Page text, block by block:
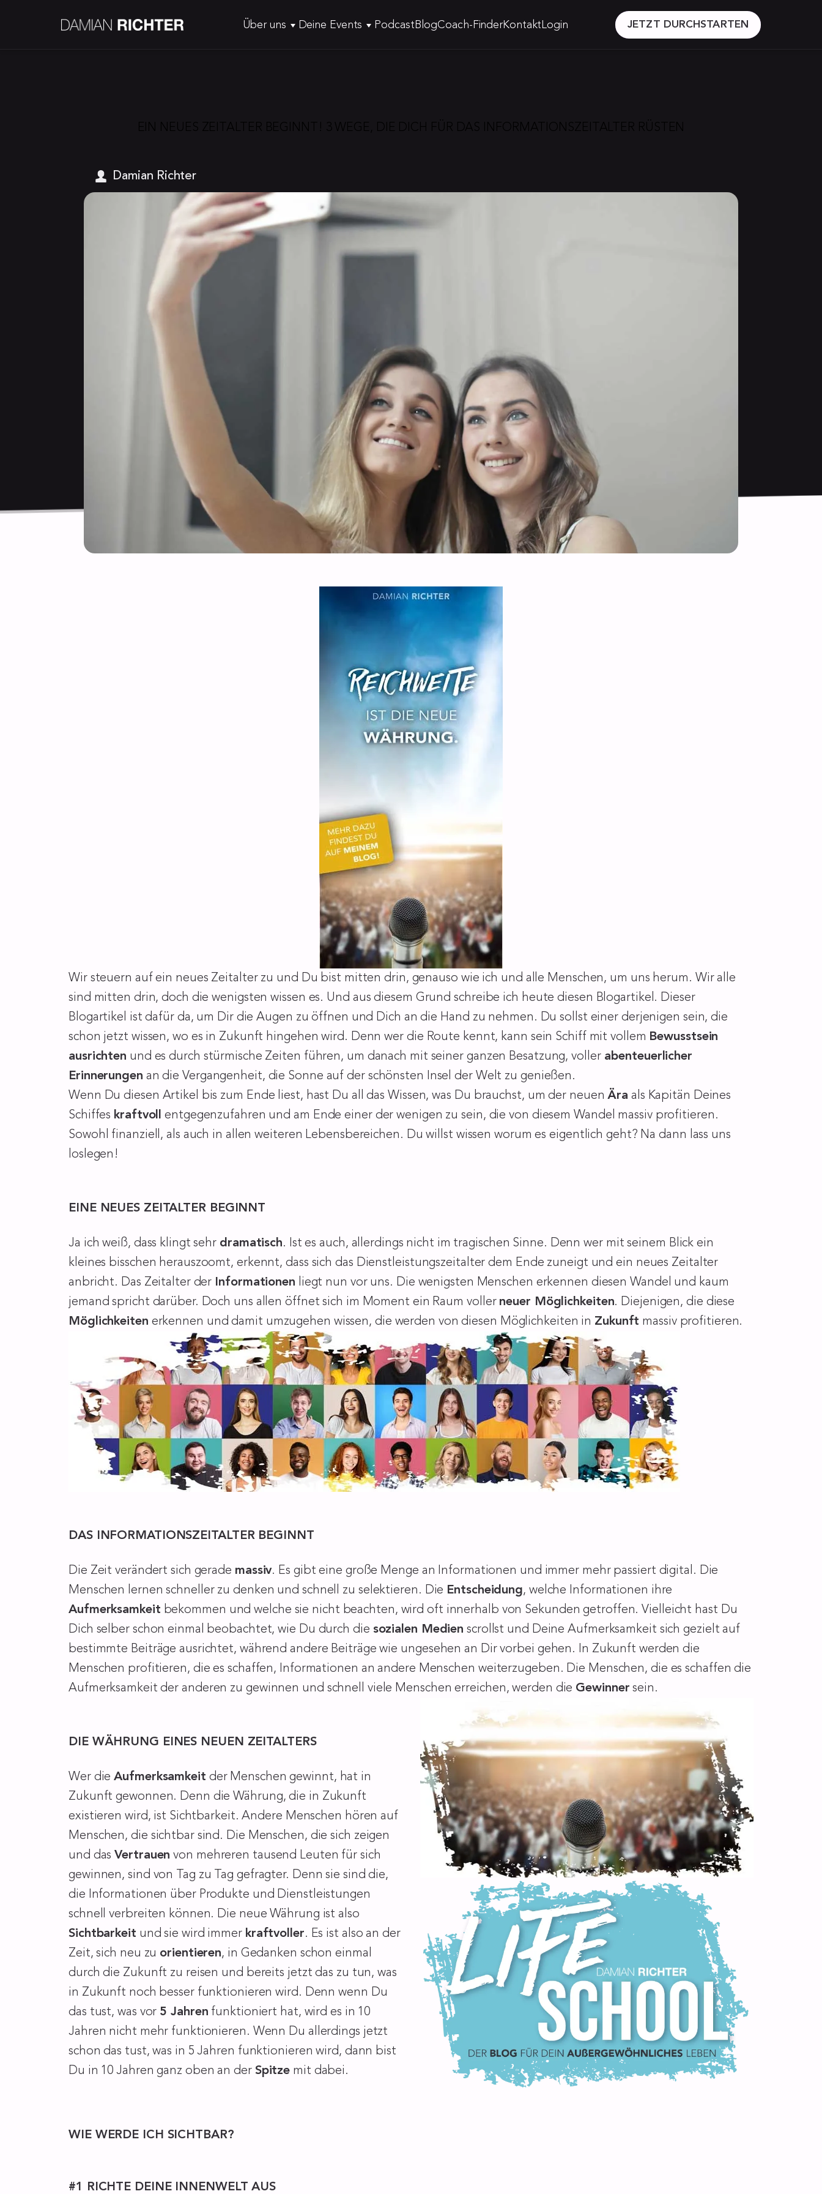
Über uns Deine Events Podcast BlogCoach-FinderKontakt Login JETZT DURCHSTARTEN
Damian Richter
Wir steuern auf ein neues Zeitalter zu und Du bist mitten drin, genauso wie ich und alle Menschen, um uns herum. Wir alle
sind mitten drin, doch die wenigsten wissen es. Und aus diesem Grund schreibe ich heute diesen Blogartikel. Dieser
Blogartikel ist dafür da, um Dir die Augen zu öffnen und Dich an die Hand zu nehmen. Du sollst einer derjenigen sein, die
schon jetzt wissen, wo es in Zukunft hingehen wird. Denn wer die Route kennt, kann sein Schiff mit vollem Bewusstsein
ausrichten und es durch stürmische Zeiten führen, um danach mit seiner ganzen Besatzung, vollerabenteuerlicher
Erinnerungen an die Vergangenheit, die Sonne auf der schönsten Insel der Welt zu genießen.
Wenn Du diesen Artikel bis zum Ende liest, hast Du all das Wissen, was Du brauchst, um der neuenÄra als Kapitän Deines
Schiffes kraftvoll entgegenzufahren und am Ende einer der wenigen zu sein, die von diesem Wandel massiv profitieren.
Sowohl finanziell, als auch in allen weiteren Lebensbereichen. Du willst wissen worum es eigentlich geht? Na dann lass uns
loslegen!
EINE NEUES ZEITALTER BEGINNT
Ja ich weiß, dass klingt sehr dramatisch. Ist es auch, allerdings nicht im tragischen Sinne. Denn wer mit seinem Blick ein
kleines bisschen herauszoomt, erkennt, dass sich das Dienstleistungszeitalter dem Ende zuneigt und ein neues Zeitalter
anbricht. Das Zeitalter der Informationen liegt nun vor uns. Die wenigsten Menschen erkennen diesen Wandel und kaum
jemand spricht darüber. Doch uns allen öffnet sich im Moment ein Raum voller neuer Möglichkeiten. Diejenigen, die diese
Möglichkeiten erkennen und damit umzugehen wissen, die werden von diesen Möglichkeiten in Zukunft massiv profitieren.
DAS INFORMATIONSZEITALTER BEGINNT
Die Zeit verändert sich gerade massiv. Es gibt eine große Menge an Informationen und immer mehr passiert digital. Die
Menschen lernen schneller zu denken und schnell zu selektieren. Die Entscheidung, welche Informationen ihre
Aufmerksamkeit bekommen und welche sie nicht beachten, wird oft innerhalb von Sekunden getroffen. Vielleicht hast Du
Dich selber schon einmal beobachtet, wie Du durch die sozialen Medien scrollst und Deine Aufmerksamkeit sich gezielt auf
bestimmte Beiträge ausrichtet, während andere Beiträge wie ungesehen an Dir vorbei gehen. In Zukunft werden die
Menschen profitieren, die es schaffen, Informationen an andere Menschen weiterzugeben. Die Menschen, die es schaffen die
Aufmerksamkeit der anderen zu gewinnen und schnell viele Menschen erreichen, werden die Gewinner sein.
DIE WÄHRUNG EINES NEUEN ZEITALTERS
Wer dieAufmerksamkeit der Menschen gewinnt, hat in
Zukunft gewonnen. Denn die Währung, die in Zukunft
existieren wird, ist Sichtbarkeit. Andere Menschen hören auf
Menschen, die sichtbar sind. Die Menschen, die sich zeigen
und das Vertrauen von mehreren tausend Leuten für sich
gewinnen, sind von Tag zu Tag gefragter. Denn sie sind die,
die Informationen über Produkte und Dienstleistungen
schnell verbreiten können. Die neue Währung ist also
Sichtbarkeit und sie wird immer kraftvoller. Es ist also an der
Zeit, sich neu zu orientieren, in Gedanken schon einmal
durch die Zukunft zu reisen und bereits jetzt das zu tun, was
in Zukunft noch besser funktionieren wird. Denn wenn Du
das tust, was vor 5 Jahren funktioniert hat, wird es in 10
Jahren nicht mehr funktionieren. Wenn Du allerdings jetzt
schon das tust, was in 5 Jahren funktionieren wird, dann bist
Du in 10 Jahren ganz oben an der Spitze mit dabei.
WIE WERDE ICH SICHTBAR?
#1 RICHTE DEINE INNENWELT AUS